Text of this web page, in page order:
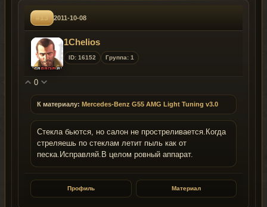
#13 2011-10-08
1Chelios
ID: 16152 Группа: 1
0
К материалу: Mercedes-Benz G55 AMG Light Tuning v3.0
Стекла бьются, но салон не простреливается.Когда
стреляешь по стеклам летит пыль как от
песка.Исправляй.В целом ровный аппарат.
Профиль Материал